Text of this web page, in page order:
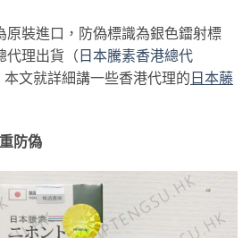
原裝進口，防偽標識為銀色鐳射標
代理出貨（日本騰素香港總代
本文就詳細講一些香港代理的日本藤
防偽